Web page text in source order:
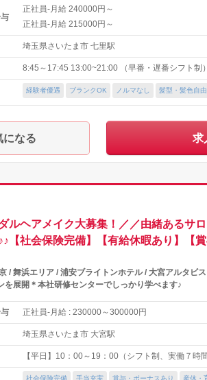
正社員-月給 240000円～
正社員-月給 215000円～
埼玉県さいたま市 七里駅
8:45～17:45 13:00~21:00 （早番・遅番シフト
経験者優遇 ブランクOK ノルマなし 髪型・髪色自由
になる 求
ヘアメイク大募集！／／由緒あるサ
社会保険完備】【有給休暇あり】【賞
/ 舞浜エリア / 浦安ブライトンホテル / 大宮アルタビ
を展開＊本社研修センターでしっかり学べます♪
正社員-月給 : 230000～300000円
埼玉県さいたま市 大宮駅
【平日】10：00～19：00（シフト制、実働７時
社会保険完備 手当充実 賞与・ボーナスあり 産休・